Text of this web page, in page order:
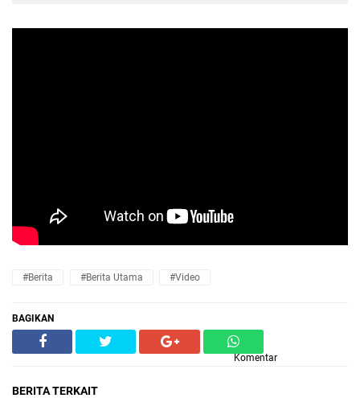
#Berita #Berita Utama #Video
BAGIKAN
Komentar
BERITA TERKAIT